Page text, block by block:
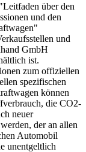
über den
und den
und
GmbH
ist.
zum offiziellen
spezifischen
können
die CO2-
neuer
der an allen
Automobil
unentgeltlich